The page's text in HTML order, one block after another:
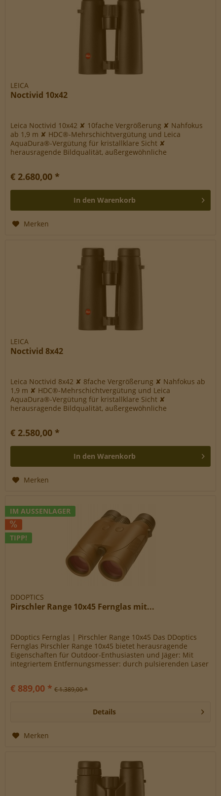
LEICA
Noctivid 10x42
Leica Noctivid 10x42 ✘ 10fache Vergrößerung ✘ Nahfokus
ab 1,9 m ✘ HDC®-Mehrschichtvergütung und Leica
AquaDura®-Vergütung für kristallklare Sicht ✘
herausragende Bildqualität, außergewöhnliche
€ 2.680,00 *
In den Warenkorb
Merken
LEICA
Noctivid 8x42
Leica Noctivid 8x42 ✘ 8fache Vergrößerung ✘ Nahfokus ab
1,9 m ✘ HDC®-Mehrschichtvergütung und Leica
AquaDura®-Vergütung für kristallklare Sicht ✘
herausragende Bildqualität, außergewöhnliche
€ 2.580,00 *
In den Warenkorb
Merken
IM AUSSENLAGER
TIPP!
DDOPTICS
Pirschler Range 10x45 Fernglas mit...
DDoptics Fernglas | Pirschler Range 10x45 Das DDoptics
Fernglas Pirschler Range 10x45 bietet herausragende
Eigenschaften für Outdoor-Enthusiasten und Jäger: Mit
integriertem Entfernungsmesser: durch pulsierenden Laser
€ 889,00 * € 1.389,00 *
Details
Merken